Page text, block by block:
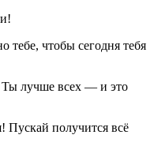
чтобы сегодня тебя
Ты лучше всех — и это
Пускай получится всё